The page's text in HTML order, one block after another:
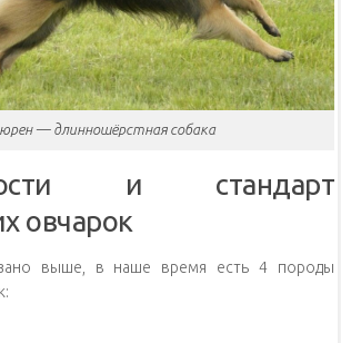
— длинношёрстная собака
и стандарт
овчарок
выше, в наше время есть 4 породы